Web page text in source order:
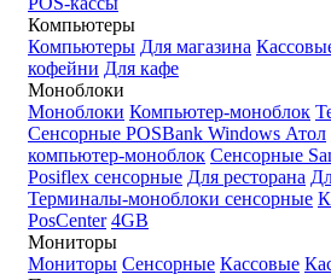
Компьютеры
Компьютеры Для магазина
кофейни Для кафе
Моноблоки
Моноблоки Компьютер-моноблок
Сенсорные POSBank Windows Атол
компьютер-моноблок Сенсорные
Posiflex сенсорные Для ресторана
Терминалы-моноблоки сенсорные
PosCenter 4GB
Мониторы
Мониторы Сенсорные Кассовые